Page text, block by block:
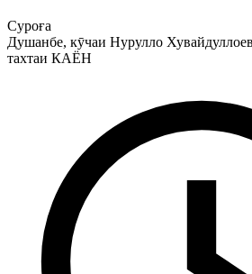
Суроға
Душанбе, кӯчаи Нурулло
тахтаи КАЁН